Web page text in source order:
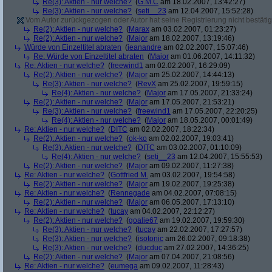
Re(3): Aktien - nur welche? (G.M.C am 18.02.2007, 13:42:27)
Re(3): Aktien - nur welche? (seti__23 am 12.04.2007, 15:52:28)
Vom Autor zurückgezogen oder Autor hat seine Registrierung nicht
Re(2): Aktien - nur welche? (Marax am 03.02.2007, 01:23:27)
Re(2): Aktien - nur welche? (Major am 18.02.2007, 13:19:46)
Würde von Einzeltitel abraten (jeanandre am 02.02.2007, 15:07:46)
Re: Würde von Einzeltitel abraten (Major am 01.06.2007, 14:11:32)
Re: Aktien - nur welche? (freewind1 am 02.02.2007, 16:29:09)
Re(2): Aktien - nur welche? (Major am 25.02.2007, 14:44:13)
Re(3): Aktien - nur welche? (RevX am 25.02.2007, 19:59:15)
Re(4): Aktien - nur welche? (Major am 17.05.2007, 21:33:24)
Re(2): Aktien - nur welche? (Major am 17.05.2007, 21:53:21)
Re(3): Aktien - nur welche? (freewind1 am 17.05.2007, 22:20:25)
Re(4): Aktien - nur welche? (Major am 18.05.2007, 00:01:49)
Re: Aktien - nur welche? (DITC am 02.02.2007, 18:22:34)
Re(2): Aktien - nur welche? (ok-ko am 02.02.2007, 19:03:41)
Re(3): Aktien - nur welche? (DITC am 03.02.2007, 01:10:09)
Re(4): Aktien - nur welche? (seti__23 am 12.04.2007, 15:55:53)
Re(2): Aktien - nur welche? (Major am 09.02.2007, 11:27:38)
Re: Aktien - nur welche? (Gottfried M. am 03.02.2007, 19:54:58)
Re(2): Aktien - nur welche? (Major am 19.02.2007, 19:25:38)
Re: Aktien - nur welche? (Rennegade am 04.02.2007, 07:08:15)
Re(2): Aktien - nur welche? (Major am 06.05.2007, 17:13:10)
Re: Aktien - nur welche? (tucay am 04.02.2007, 22:12:27)
Re(2): Aktien - nur welche? (goalie67 am 19.02.2007, 19:59:30)
Re(3): Aktien - nur welche? (tucay am 22.02.2007, 17:27:57)
Re(3): Aktien - nur welche? (isotonic am 26.02.2007, 09:18:38)
Re(3): Aktien - nur welche? (ducduc am 27.02.2007, 14:36:25)
Re(2): Aktien - nur welche? (Major am 07.04.2007, 21:08:56)
Re: Aktien - nur welche? (eumega am 09.02.2007, 11:28:43)